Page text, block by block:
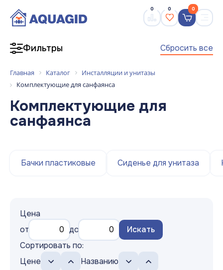
0 0 0
Фильтры Сбросить все
Главная Каталог
Инсталляции и унитазы
Комплектующие для санфаянса
Комплектующие для
санфаянса
Бачки пластиковые Сиденье для унитаза
Цена
от
до
Искать
Сортировать по:
Цене
Названию